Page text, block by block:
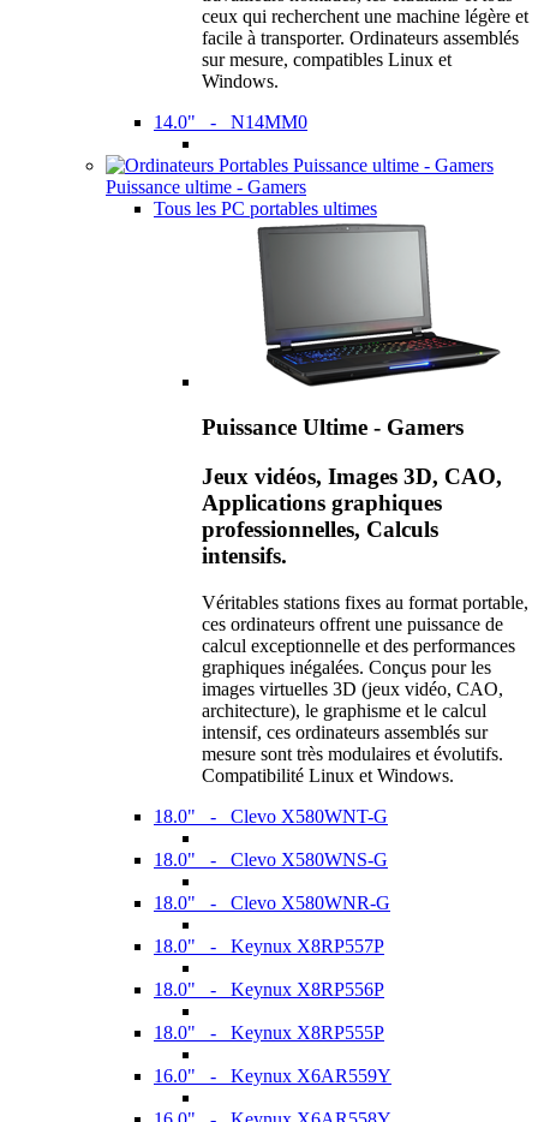
ceux qui recherchent une machine légère et
facile à transporter. Ordinateurs assemblés
sur mesure, compatibles Linux et
Windows.
14.0" - N14MM0
Puissance ultime - Gamers
Tous les PC portables ultimes
Puissance Ultime - Gamers
Jeux vidéos, Images 3D, CAO,
Applications graphiques
professionnelles, Calculs
intensifs.
Véritables stations fixes au format portable,
ces ordinateurs offrent une puissance de
calcul exceptionnelle et des performances
graphiques inégalées. Conçus pour les
images virtuelles 3D (jeux vidéo, CAO,
architecture), le graphisme et le calcul
intensif, ces ordinateurs assemblés sur
mesure sont très modulaires et évolutifs.
Compatibilité Linux et Windows.
18.0" - Clevo X580WNT-G
18.0" - Clevo X580WNS-G
18.0" - Clevo X580WNR-G
18.0" - Keynux X8RP557P
18.0" - Keynux X8RP556P
18.0" - Keynux X8RP555P
16.0" - Keynux X6AR559Y